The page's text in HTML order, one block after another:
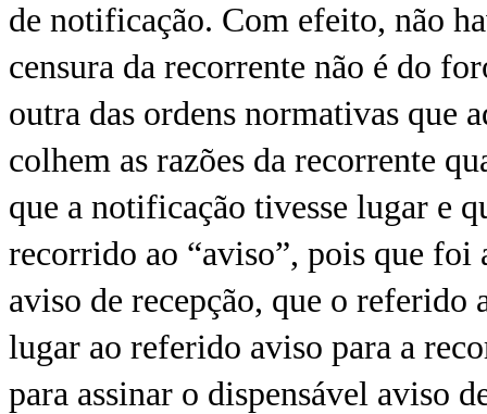
de notificação. Com efeito, não
censura da recorrente não é do
outra das ordens normativas que
colhem as razões da recorrente
que a notificação tivesse lugar e
recorrido ao “aviso”, pois que foi
aviso de recepção, que o referido
lugar ao referido aviso para a
para assinar o dispensável aviso